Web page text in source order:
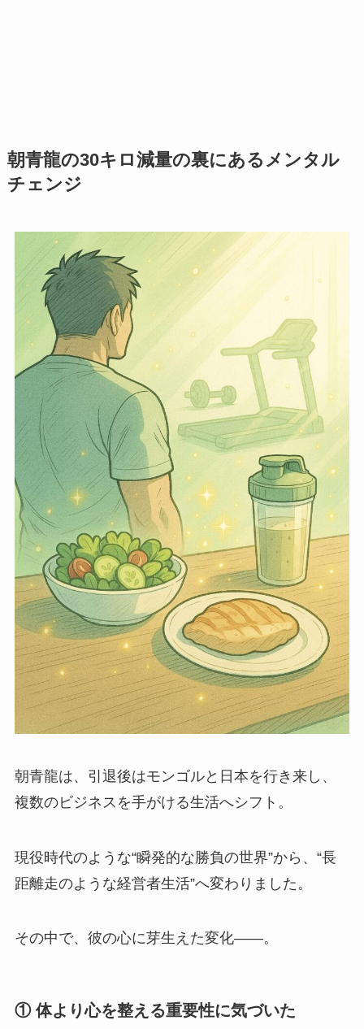
朝青龍の30キロ減量の裏にあるメンタル
チェンジ
朝青龍は、引退後はモンゴルと日本を行き来し、
複数のビジネスを手がける生活へシフト。
現役時代のような“瞬発的な勝負の世界”から、“長
距離走のような経営者生活”へ変わりました。
その中で、彼の心に芽生えた変化――。
① 体より心を整える重要性に気づいた